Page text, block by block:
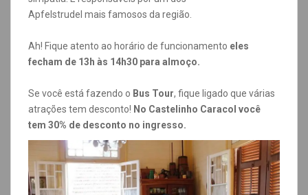
Apfelstrudel mais famosos da região.
Ah! Fique atento ao horário de funcionamento eles
fecham de 13h às 14h30 para almoço.
Se você está fazendo o Bus Tour, fique ligado que várias
atrações tem desconto! No Castelinho Caracol você
tem 30% de desconto no ingresso.